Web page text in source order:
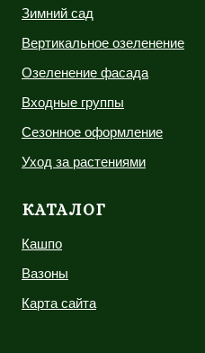
Зимний сад
Вертикальное озеленение
Озеленение фасада
Входные группы
Сезонное оформление
Уход за растениями
КАТАЛОГ
Кашпо
Вазоны
Карта сайта